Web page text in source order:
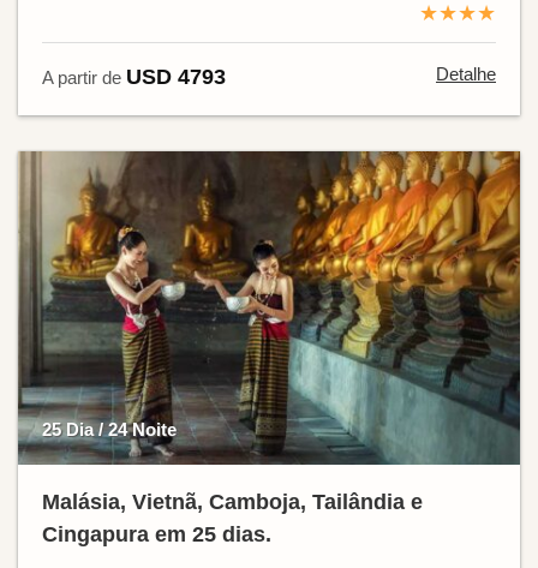
★★★★
A partir de USD 4793 Detalhe
25 Dia / 24 Noite
Malásia, Vietnã, Camboja, Tailândia e
Cingapura em 25 dias.